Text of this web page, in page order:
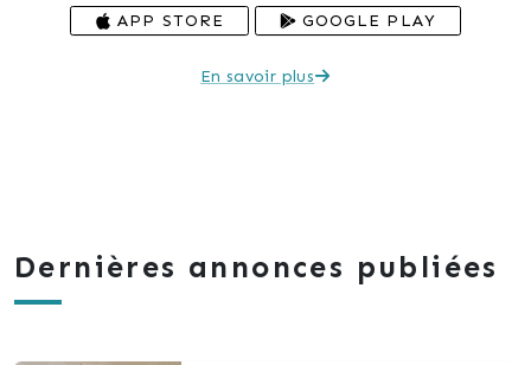
APP STORE GOOGLE PLAY
En savoir plus
Dernières annonces publiées